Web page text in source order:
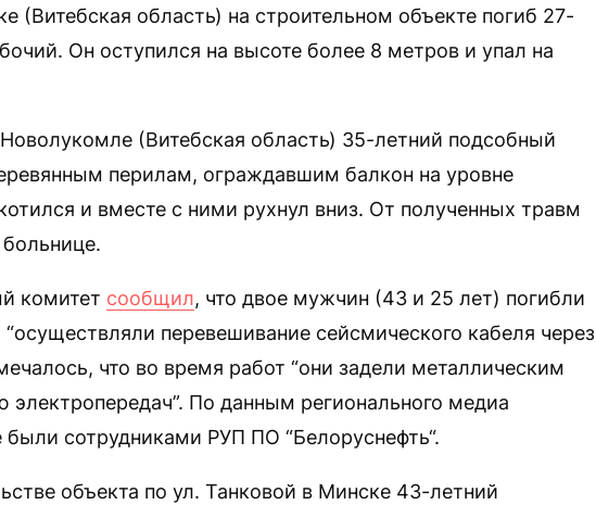
(Витебская область) на строительном объекте погиб 27-
Он оступился на высоте более 8 метров и упал на
(Витебская область) 35-летний подсобный
перилам, ограждавшим балкон на уровне
и вместе с ними рухнул вниз. От полученных травм
комитет сообщил, что двое мужчин (43 и 25 лет) погибли
“осуществляли перевешивание сейсмического кабеля через
что во время работ “они задели металлическим
По данным регионального медиа
были сотрудниками РУП ПО “Белоруснефть“.
объекта по ул. Танковой в Минске 43-летний